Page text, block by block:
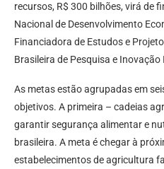
recursos, R$ 300 bilhões, virá de
Nacional de Desenvolvimento
Financiadora de Estudos e
Brasileira de Pesquisa e
As metas estão agrupadas em
objetivos. A primeira – cadeias
garantir segurança alimentar e
brasileira. A meta é chegar à
estabelecimentos de agricultura